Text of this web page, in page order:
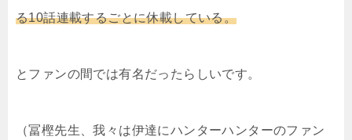
る10話連載するごとに休載している。
とファンの間では有名だったらしいです。
（冨樫先生、我々は伊達にハンターハンターのファン